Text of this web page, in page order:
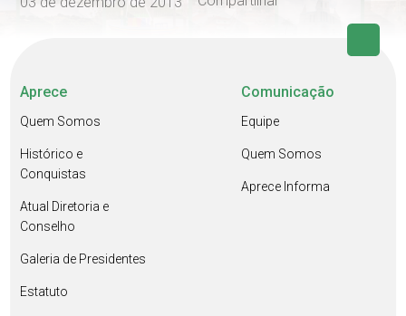
Aprece
Quem Somos
Histórico e
Conquistas
Atual Diretoria e
Conselho
Galeria de Presidentes
Estatuto
Comunicação
Equipe
Quem Somos
Aprece Informa